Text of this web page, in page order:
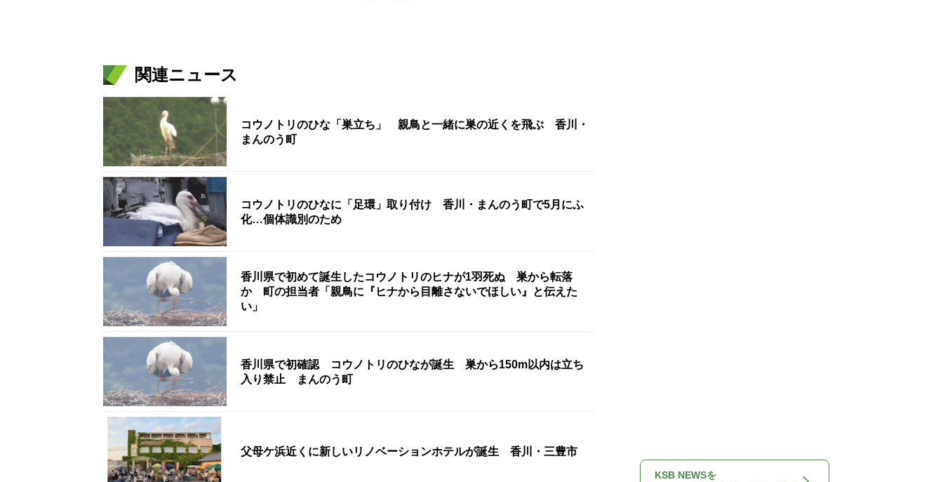
関連ニュース
コウノトリのひな「巣立ち」 親鳥と一緒に巣の近くを飛ぶ 香川・
まんのう町
コウノトリのひなに「足環」取り付け 香川・まんのう町で5月にふ
化…個体識別のため
香川県で初めて誕生したコウノトリのヒナが1羽死ぬ 巣から転落
か 町の担当者「親鳥に『ヒナから目離さないでほしい』と伝えた
い」
香川県で初確認 コウノトリのひなが誕生 巣から150m以内は立ち
入り禁止 まんのう町
父母ケ浜近くに新しいリノベーションホテルが誕生 香川・三豊市
KSB NEWSを